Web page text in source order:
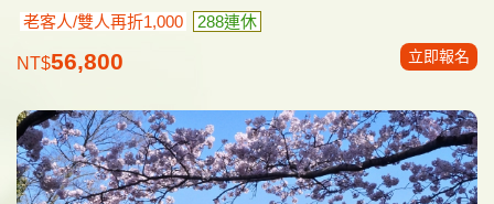
老客人/雙人再折1,000 288連休
NT$56,800 立即報名